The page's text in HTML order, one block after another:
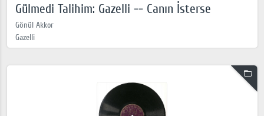
Gülmedi Talihim: Gazelli -- Canın İsterse
Gönül Akkor
Gazelli